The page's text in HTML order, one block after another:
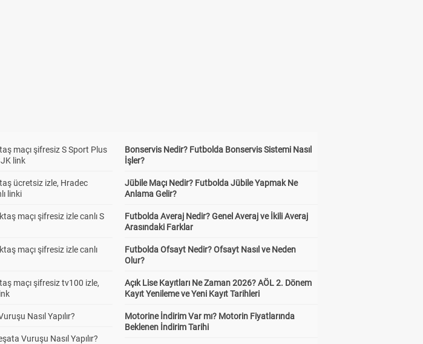
maçı şifresiz S Sport Plus
link
ücretsiz izle, Hradec
linki
maçı şifresiz izle canlı S
maçı şifresiz izle canlı
maçı şifresiz tv100 izle,
Nasıl Yapılır?
Vuruşu Nasıl Yapılır?
Bonservis Nedir? Futbolda Bonservis Sistemi Nasıl
İşler?
Jübile Maçı Nedir? Futbolda Jübile Yapmak Ne
Anlama Gelir?
Futbolda Averaj Nedir? Genel Averaj ve İkili Averaj
Arasındaki Farklar
Futbolda Ofsayt Nedir? Ofsayt Nasıl ve Neden
Olur?
Açık Lise Kayıtları Ne Zaman 2026? AÖL 2. Dönem
Kayıt Yenileme ve Yeni Kayıt Tarihleri
Motorine İndirim Var mı? Motorin Fiyatlarında
Beklenen İndirim Tarihi